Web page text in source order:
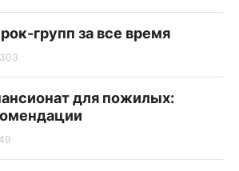
групп за все время
для пожилых: